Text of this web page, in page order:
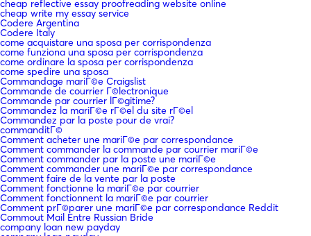
cheap reflective essay proofreading website online
cheap write my essay service
Codere Argentina
Codere Italy
come acquistare una sposa per corrispondenza
come funziona una sposa per corrispondenza
come ordinare la sposa per corrispondenza
come spedire una sposa
Commandage mariГ©e Craigslist
Commande de courrier Г©lectronique
Commande par courrier lГ©gitime?
Commandez la mariГ©e rГ©el du site rГ©el
Commandez par la poste pour de vrai?
commanditГ©
Comment acheter une mariГ©e par correspondance
Comment commander la commande par courrier mariГ©e
Comment commander par la poste une mariГ©e
Comment commander une mariГ©e par correspondance
Comment faire de la vente par la poste
Comment fonctionne la mariГ©e par courrier
Comment fonctionnent la mariГ©e par courrier
Comment prГ©parer une mariГ©e par correspondance Reddit
Commout Mail Entre Russian Bride
company loan new payday